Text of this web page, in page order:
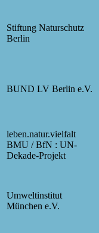
Stiftung Naturschutz
Berlin
BUND LV Berlin e.V.
leben.natur.vielfalt
BMU / BfN : UN-
Dekade-Projekt
Umweltinstitut
München e.V.